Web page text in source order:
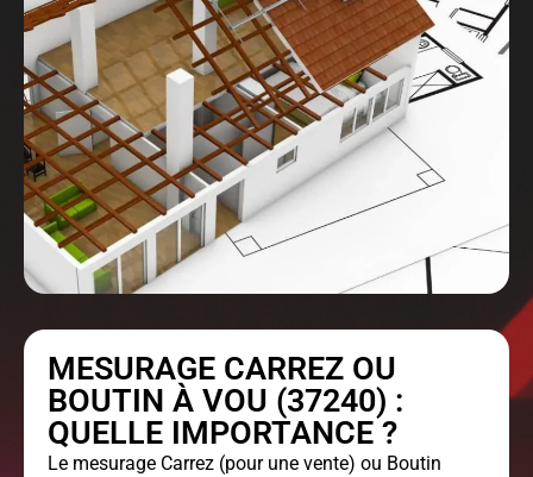
MESURAGE CARREZ OU
BOUTIN À VOU (37240) :
QUELLE IMPORTANCE ?
Le mesurage Carrez (pour une vente) ou Boutin